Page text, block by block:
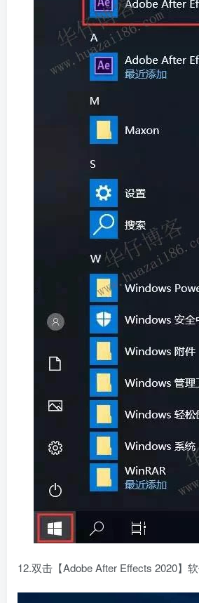
12.双击【Adobe After Effects 2020】软